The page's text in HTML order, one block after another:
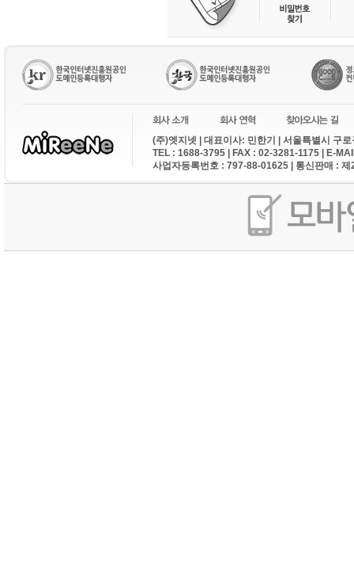
(주)엣지넷 | 대표이사: 민한기 | 서울특별시 구
TEL : 1688-3795 | FAX : 02-3281-1175 | E-
사업자등록번호 : 797-88-01625 | 통신판매 :